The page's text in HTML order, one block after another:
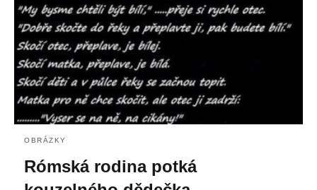
OBRÁZKY
Rómská rodina potká